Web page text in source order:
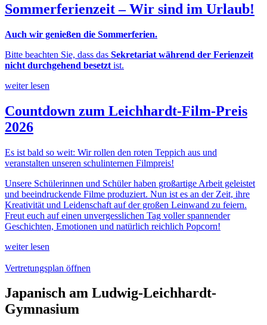
Sommerferienzeit – Wir sind im Urlaub!
Auch wir genießen die Sommerferien.
Bitte beachten Sie, dass das Sekretariat während der Ferienzeit
nicht durchgehend besetzt ist.
weiter lesen
Countdown zum Leichhardt-Film-Preis
2026
Es ist bald so weit: Wir rollen den roten Teppich aus und
veranstalten unseren schulinternen Filmpreis!
Unsere Schülerinnen und Schüler haben großartige Arbeit geleistet
und beeindruckende Filme produziert. Nun ist es an der Zeit, ihre
Kreativität und Leidenschaft auf der großen Leinwand zu feiern.
Freut euch auf einen unvergesslichen Tag voller spannender
Geschichten, Emotionen und natürlich reichlich Popcorn!
weiter lesen
Vertretungsplan öffnen
Japanisch am Ludwig-Leichhardt-
Gymnasium